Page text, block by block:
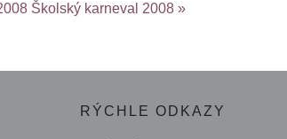
Školský karneval 2008 »
RÝCHLE ODKAZY